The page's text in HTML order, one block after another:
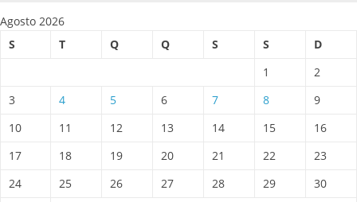
Agosto 2026
S
T Q Q S S
D
1
2
3
4 5 6 7 8
9
10
11 12 13 14 15
16
17
18 19 20 21 22
23
24
25 26 27 28 29
30